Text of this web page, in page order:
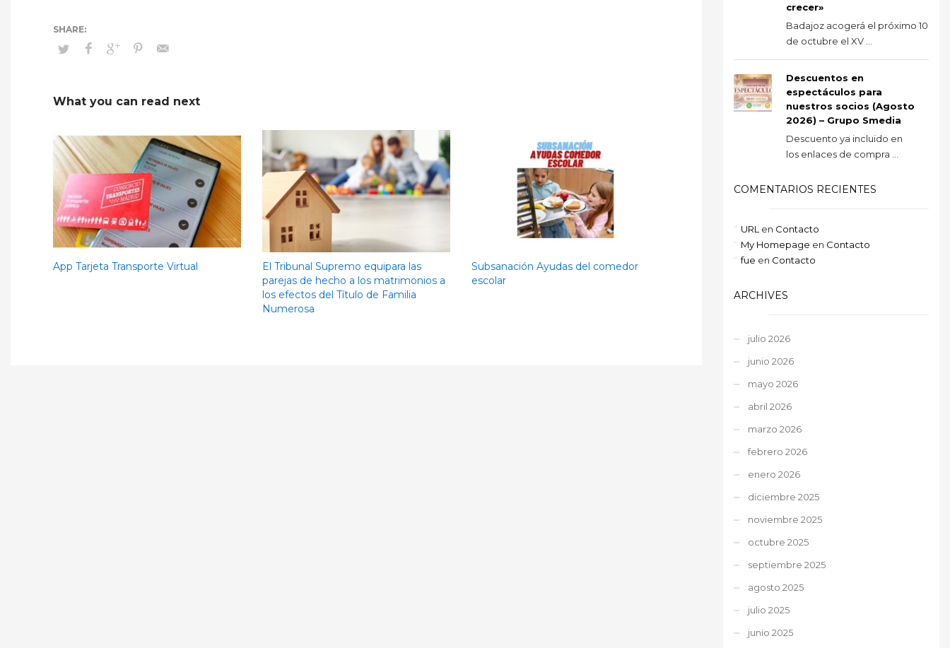
What you can read next
App Tarjeta Transporte Virtual
El Tribunal Supremo equipara las
parejas de hecho a los matrimonios a
los efectos del Título de Familia
Numerosa
Subsanación Ayudas del comedor
escolar
crecer»
Badajoz acogerá el próximo 10
de octubre el XV ...
Descuentos en
espectáculos para
nuestros socios (Agosto
2026) – Grupo Smedia
Descuento ya incluido en
los enlaces de compra ...
COMENTARIOS RECIENTES
URL en Contacto
My Homepage en Contacto
fue en Contacto
ARCHIVES
julio 2026
junio 2026
mayo 2026
abril 2026
marzo 2026
febrero 2026
enero 2026
diciembre 2025
noviembre 2025
octubre 2025
septiembre 2025
agosto 2025
julio 2025
junio 2025